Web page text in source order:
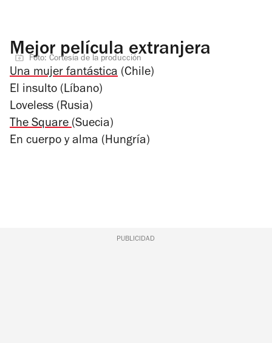
Mejor película extranjera
Foto: Cortesía de la producción
Una mujer fantástica (Chile)
El insulto (Líbano)
Loveless (Rusia)
The Square(Suecia)
En cuerpo y alma (Hungría)
PUBLICIDAD